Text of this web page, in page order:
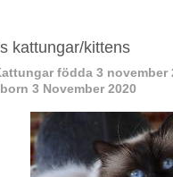
födda 3 november
3 November 2020
kattungar/kittens